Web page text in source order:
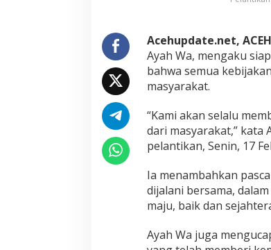
s
u
k
a
n
Acehupdate.net,
Ayah Wa, mengaku
bahwa semua
masyarakat.
“Kami akan selalu
dari masyarakat,” kata
pelantikan, Senin, 17
Ia menambahkan
dijalani bersama,
maju, baik dan
Ayah Wa juga